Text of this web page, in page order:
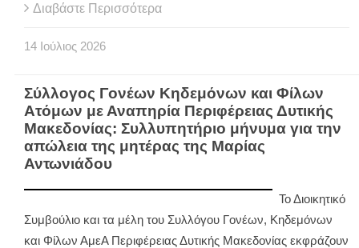
Διαβάστε Περισσότερα
14 Ιούλιος 2026
Σύλλογος Γονέων Κηδεμόνων και Φίλων
Ατόμων με Αναπηρία Περιφέρειας Δυτικής
Μακεδονίας: Συλλυπητήριο μήνυμα για την
απώλεια της μητέρας της Μαρίας
Αντωνιάδου
Το Διοικητικό
Συμβούλιο και τα μέλη του Συλλόγου Γονέων, Κηδεμόνων
και Φίλων ΑμεΑ Περιφέρειας Δυτικής Μακεδονίας εκφράζουν